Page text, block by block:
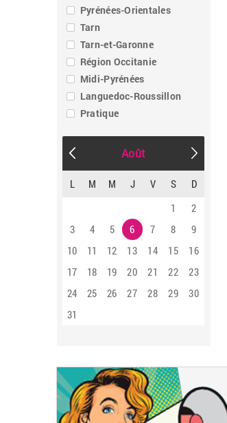
Pyrénées-Orientales
Tarn
Tarn-et-Garonne
Région Occitanie
Midi-Pyrénées
Languedoc-Roussillon
Pratique
Août
L M M J V S
D
1
2
3
4 5 6 7 8
9
10
11 12 13 14 15
16
17
18 19 20 21 22
23
24
25 26 27 28 29
30
31